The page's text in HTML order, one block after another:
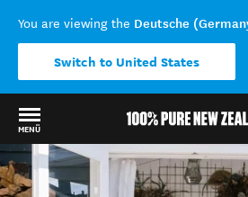
You are viewing the Deutsche
Switch to United States
MENÜ
Back to my results